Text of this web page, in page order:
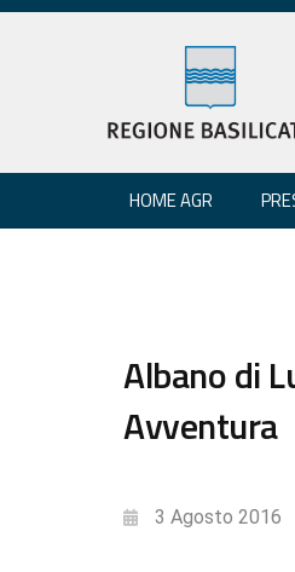
HOME AGR
Albano di
Avventura
3 Agosto 2016